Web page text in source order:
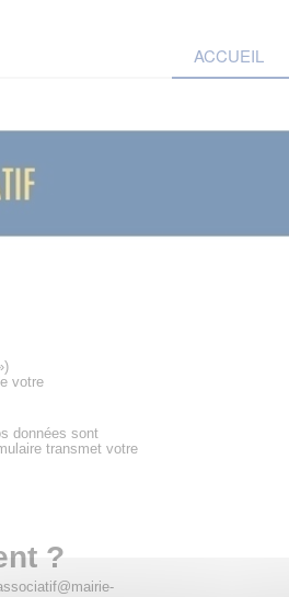
ACCUEIL
votre
données sont
transmet votre
?